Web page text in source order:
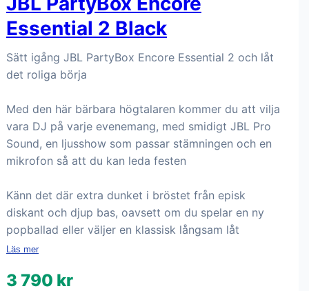
Essential 2 Black
Sätt igång JBL PartyBox Encore Essential 2 och låt
det roliga börja
Med den här bärbara högtalaren kommer du att vilja
vara DJ på varje evenemang, med smidigt JBL Pro
Sound, en ljusshow som passar stämningen och en
mikrofon så att du kan leda festen
Känn det där extra dunket i bröstet från episk
diskant och djup bas, oavsett om du spelar en ny
popballad eller väljer en klassisk långsam låt
Läs mer
3 790 kr